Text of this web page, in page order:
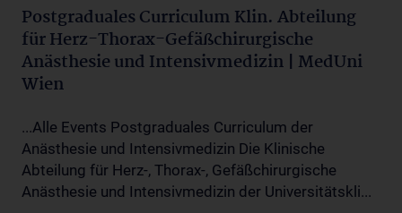
Postgraduales Curriculum Klin. Abteilung
für Herz-Thorax-Gefäßchirurgische
Anästhesie und Intensivmedizin | MedUni
Wien
...Alle Events Postgraduales Curriculum der
Anästhesie und Intensivmedizin Die Klinische
Abteilung für Herz-, Thorax-, Gefäßchirurgische
Anästhesie und Intensivmedizin der Universitätskli...